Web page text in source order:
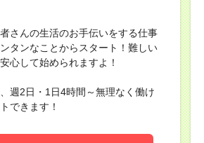
さんの生活のお手伝いをする仕事
タンなことからスタート！難しい
心して始められますよ！
週2日・1日4時間～無理なく働け
できます！